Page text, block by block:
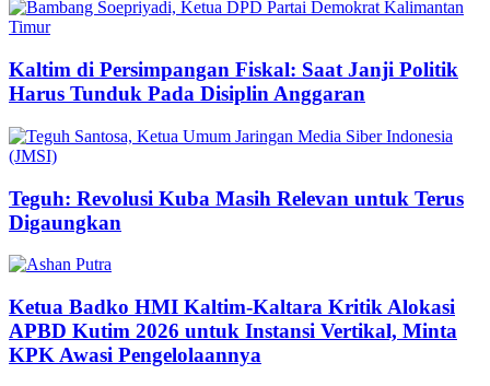
Kaltim di Persimpangan Fiskal: Saat Janji Politik
Harus Tunduk Pada Disiplin Anggaran
Teguh: Revolusi Kuba Masih Relevan untuk Terus
Digaungkan
Ketua Badko HMI Kaltim-Kaltara Kritik Alokasi
APBD Kutim 2026 untuk Instansi Vertikal, Minta
KPK Awasi Pengelolaannya